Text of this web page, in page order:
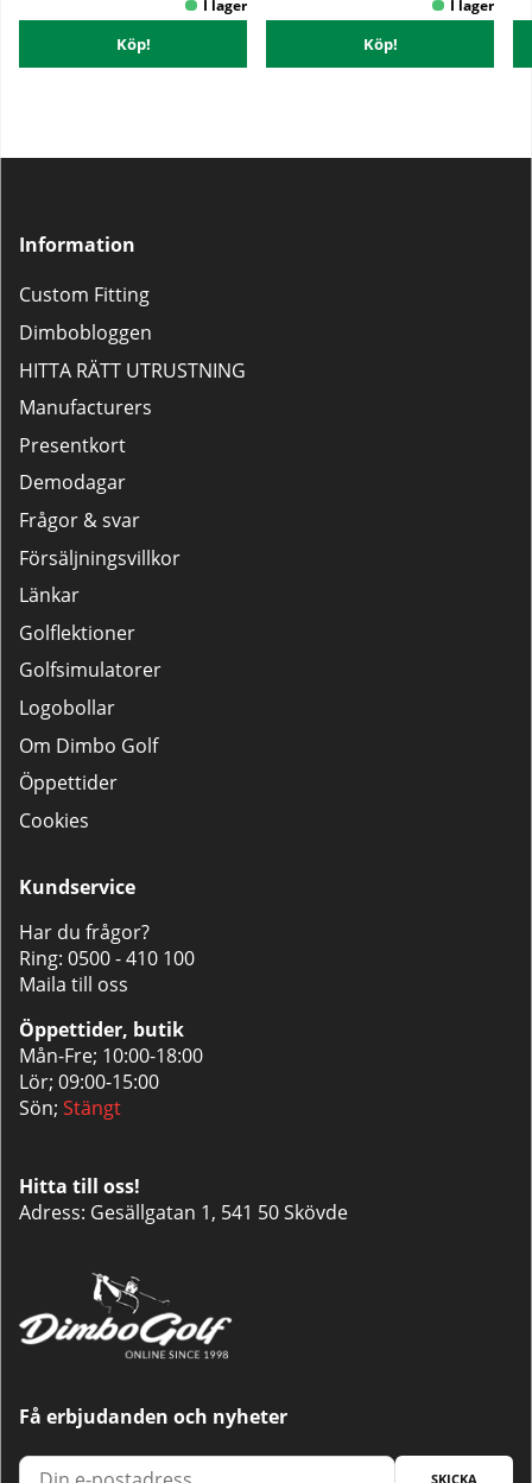
Köp! Köp!
Information
Custom Fitting
Dimbobloggen
HITTA RÄTT UTRUSTNING
Manufacturers
Presentkort
Demodagar
Frågor & svar
Försäljningsvillkor
Länkar
Golflektioner
Golfsimulatorer
Logobollar
Om Dimbo Golf
Öppettider
Cookies
Kundservice
Har du frågor?
Ring: 0500 - 410 100
Maila till oss
Öppettider, butik
Mån-Fre; 10:00-18:00
Lör; 09:00-15:00
Sön; Stängt
Hitta till oss!
Adress: Gesällgatan 1, 541 50 Skövde
Få erbjudanden och nyheter
SKICKA